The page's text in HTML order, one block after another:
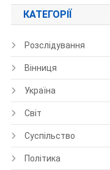
КАТЕГОРІЇ
Розслідування
Вінниця
Україна
Світ
Суспільство
Політика